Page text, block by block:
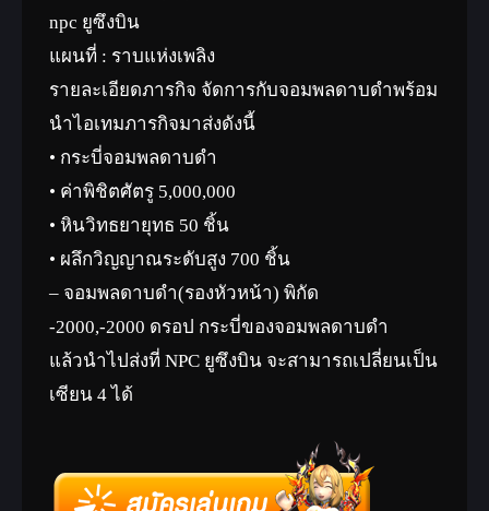
npc ยูซึงบิน
แผนที่ : ราบแห่งเพลิง
รายละเอียดภารกิจ จัดการกับจอมพลดาบดำพร้อม
นำไอเทมภารกิจมาส่งดังนี้
• กระบี่จอมพลดาบดำ
• ค่าพิชิตศัตรู 5,000,000
• หินวิทธยายุทธ 50 ชิ้น
• ผลึกวิญญาณระดับสูง 700 ชิ้น
– จอมพลดาบดำ(รองหัวหน้า) พิกัด
-2000,-2000 ดรอป กระบี่ของจอมพลดาบดำ
แล้วนำไปส่งที่ NPC ยูซึงบิน จะสามารถเปลี่ยนเป็น
เซียน 4 ได้